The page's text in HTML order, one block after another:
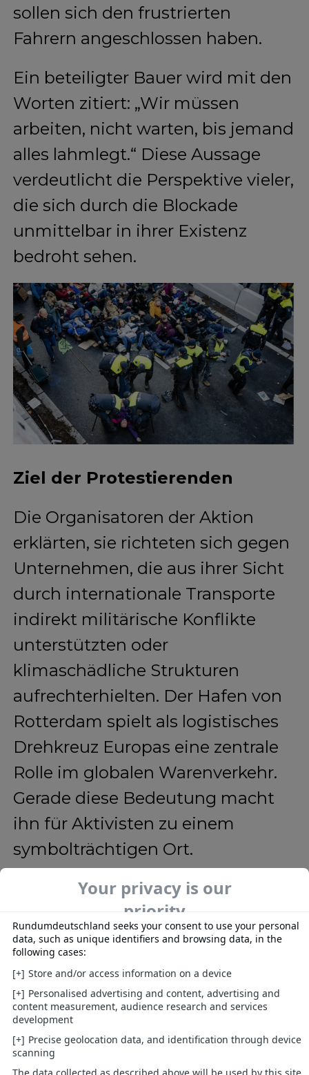
sollen sich den frustrierten
Fahrern angeschlossen haben.
Ein beteiligter Bauer wird mit den
Worten zitiert: „Wir müssen
arbeiten, nicht warten, bis jemand
alles lahmlegt.“ Diese Aussage
verdeutlicht die Perspektive vieler,
die sich durch die Blockade
unmittelbar in ihrer Existenz
bedroht sehen.
Ziel der Protestierenden
Die Organisatoren der Aktion
erklärten, sie richteten sich gegen
Unternehmen, die aus ihrer Sicht
durch internationale Transporte
indirekt militärische Konflikte
unterstützten oder
klimaschädliche Strukturen
aufrechterhielten. Der Hafen von
Rotterdam spielt als logistisches
Drehkreuz Europas eine zentrale
Rolle im globalen Warenverkehr.
Gerade diese Bedeutung macht
ihn für Aktivisten zu einem
symbolträchtigen Ort.
Vertreter der Protestgruppe
betonten, dass die Blockade
friedlich geplant gewesen sei.
Man habe mit zivilen Mitteln
Aufmerksamkeit erzeugen wollen.
Dass es zu direkten
Konfrontationen kam, sei nicht
das Ziel gewesen, hieß es in einer